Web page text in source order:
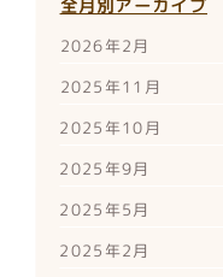
全月別アーカイブ
2026年2月
2025年11月
2025年10月
2025年9月
2025年5月
2025年2月